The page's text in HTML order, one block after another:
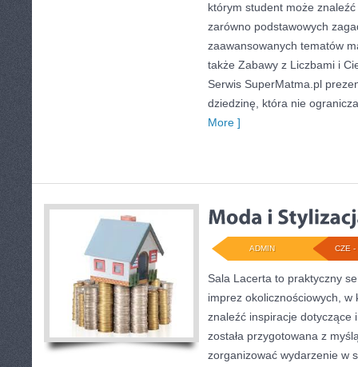
którym student może
zarówno podstawowych
zaawansowanych tematów
także Zabawy z Liczbami i
Serwis SuperMatma.pl
dziedzinę, która nie
More ]
CZE -
ADMIN
Sala Lacerta to praktyczny
imprez okolicznościowych, w
znaleźć inspiracje dotyczące
została przygotowana z
zorganizować wydarzenie w